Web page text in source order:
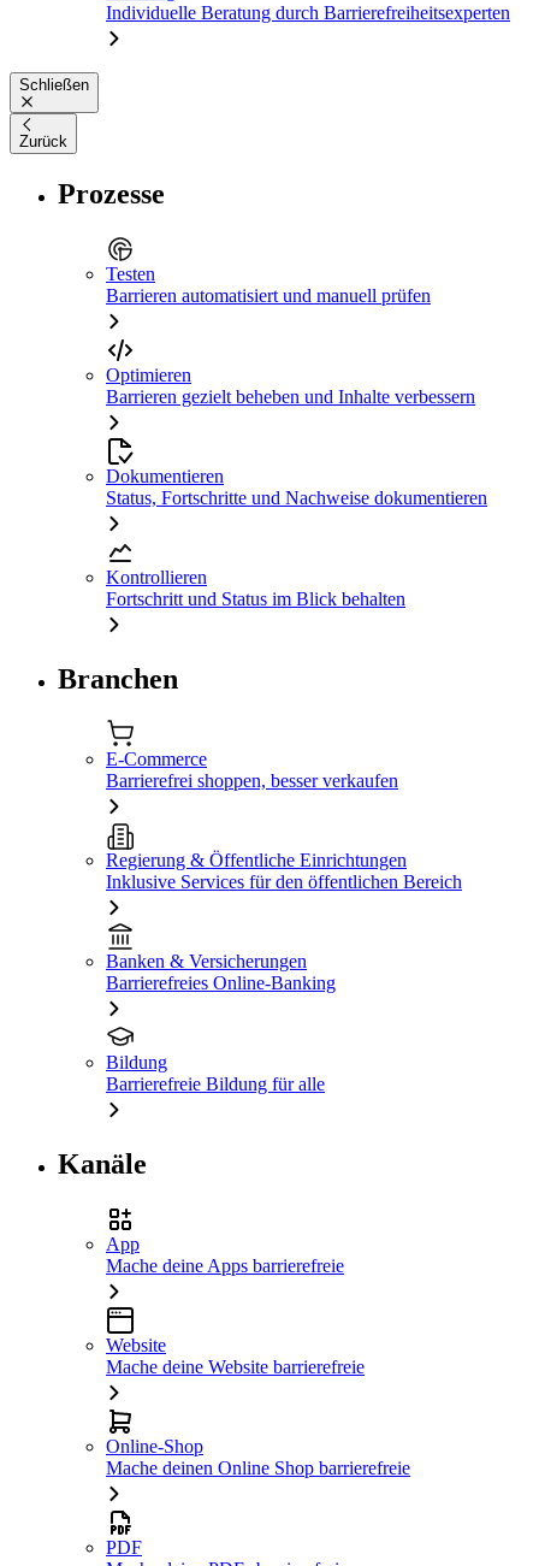
Individuelle Beratung durch Barrierefreiheitsexperten
Schließen
Zurück
Prozesse
Testen
Barrieren automatisiert und manuell prüfen
Optimieren
Barrieren gezielt beheben und Inhalte verbessern
Dokumentieren
Status, Fortschritte und Nachweise dokumentieren
Kontrollieren
Fortschritt und Status im Blick behalten
Branchen
E-Commerce
Barrierefrei shoppen, besser verkaufen
Regierung & Öffentliche Einrichtungen
Inklusive Services für den öffentlichen Bereich
Banken & Versicherungen
Barrierefreies Online-Banking
Bildung
Barrierefreie Bildung für alle
Kanäle
App
Mache deine Apps barrierefreie
Website
Mache deine Website barrierefreie
Online-Shop
Mache deinen Online Shop barrierefreie
PDF